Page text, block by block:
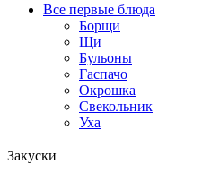
Все первые блюда
Борщи
Щи
Бульоны
Гаспачо
Окрошка
Свекольник
Уха
Закуски